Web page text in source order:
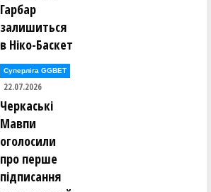
Гарбар
залишиться
в Ніко-Баскет
Суперліга GGBET
22.07.2026
Черкаські
Мавпи
оголосили
про перше
підписання